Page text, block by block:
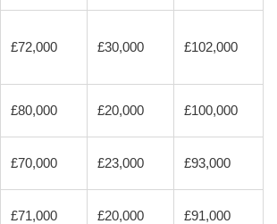
£72,000 £30,000 £102,000
£80,000 £20,000 £100,000
£70,000 £23,000 £93,000
£71,000 £20,000 £91,000